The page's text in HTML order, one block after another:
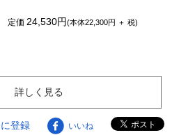
定価24,530円(本体22,300円 ＋ 税)
詳しく見る
登録 いいね